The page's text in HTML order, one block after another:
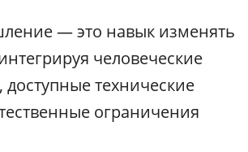
— это навык изменять
человеческие
доступные технические
ограничения